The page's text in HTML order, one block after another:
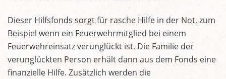
Dieser Hilfsfonds sorgt für rasche Hilfe in der Not, zum
Beispiel wenn ein Feuerwehrmitglied bei einem
Feuerwehreinsatz verunglückt ist. Die Familie der
verunglückten Person erhält dann aus dem Fonds eine
finanzielle Hilfe. Zusätzlich werden die